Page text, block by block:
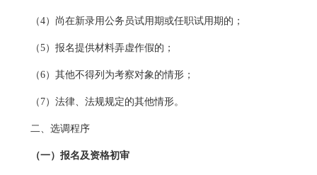
（4）尚在新录用公务员试用期或任职试用期的；
（5）报名提供材料弄虚作假的；
（6）其他不得列为考察对象的情形；
（7）法律、法规规定的其他情形。
二、选调程序
（一）报名及资格初审